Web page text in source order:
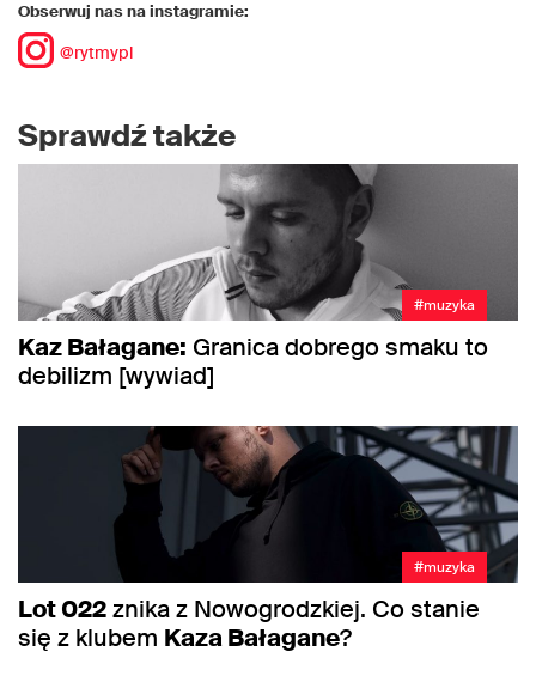
Obserwuj nas na instagramie:
@rytmypl
Sprawdź także
#muzyka
Kaz Bałagane: Granica dobrego smaku to
debilizm [wywiad]
#muzyka
Lot 022znika z Nowogrodzkiej. Co stanie
się z klubem Kaza Bałagane?